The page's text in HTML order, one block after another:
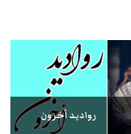
رواديد أخرون